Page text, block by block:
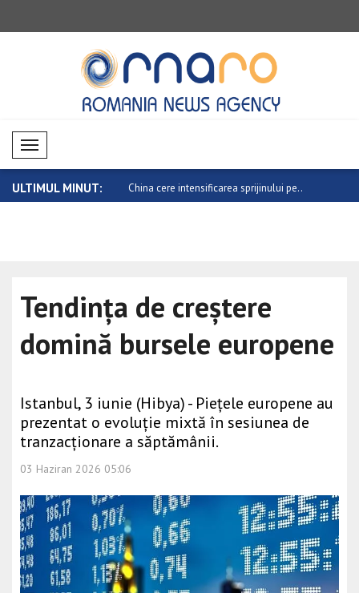
Mobil Menü
ULTIMUL MINUT:
sprijinului pe.. Trump cere Senatului să adopte „Protect
Tendința de creștere
domină bursele europene
Istanbul, 3 iunie (Hibya) - Piețele europene au
prezentat o evoluție mixtă în sesiunea de
tranzacționare a săptămânii.
03 Haziran 2026 05:06